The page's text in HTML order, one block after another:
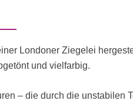
Londoner Ziegelei
und vielfarbig.
– die durch die unstabilen